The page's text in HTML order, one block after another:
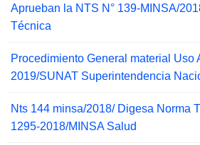
Aprueban la NTS N° 139-MINSA/
Técnica
Procedimiento General material Uso
2019/SUNAT Superintendencia
Nts 144 minsa/2018/ Digesa Norma
1295-2018/MINSA Salud